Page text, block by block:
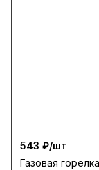
543 ₽/шт
Газовая